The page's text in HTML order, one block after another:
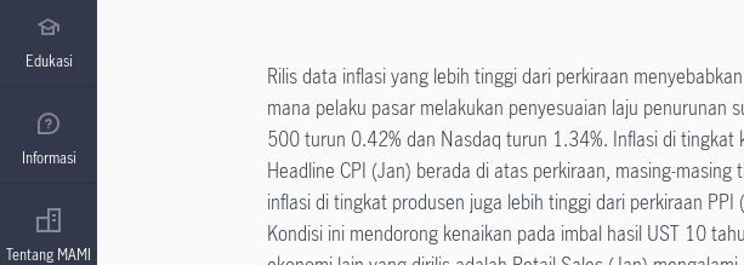
Edukasi
Informasi
Tentang MAMI
Rilis data inflasi yang lebih tinggi dari perkiraan
mana pelaku pasar melakukan penyesuaian laju penurunan
500 turun 0.42% dan Nasdaq turun 1.34%. Inflasi di tingkat
Headline CPI (Jan) berada di atas perkiraan, masing-masing
inflasi di tingkat produsen juga lebih tinggi dari perkiraan PPI
Kondisi ini mendorong kenaikan pada imbal hasil UST 10